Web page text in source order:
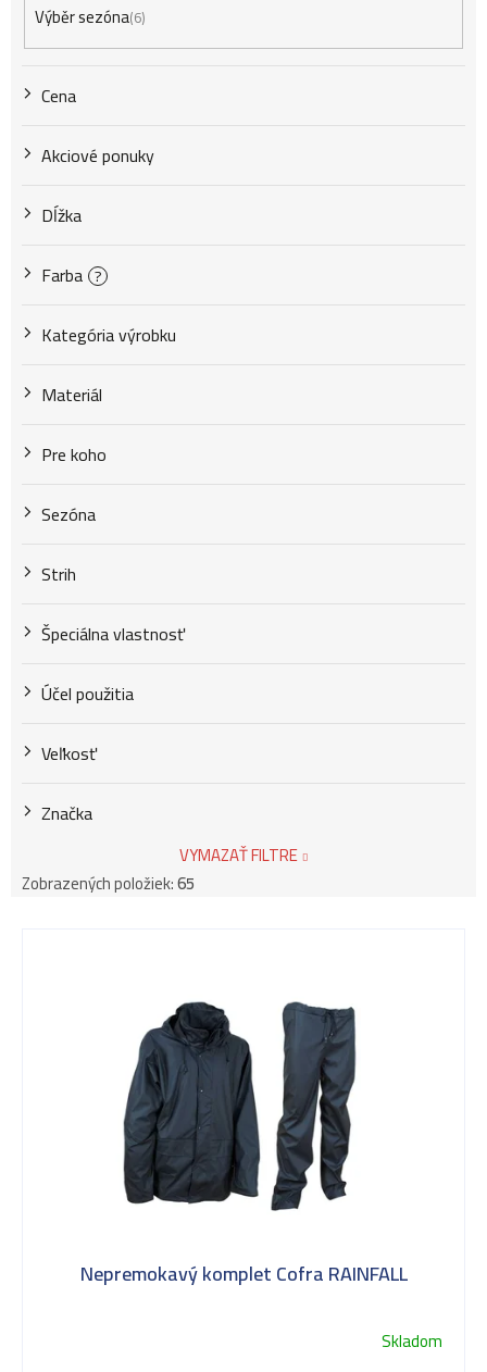
o
d
u
k
o
v
Výběr sezóna 6
Cena
Akciové ponuky
Dĺžka
Farba ?
Kategória výrobku
Materiál
Pre koho
Sezóna
Strih
Špeciálna vlastnosť
Účel použitia
Veľkosť
Značka
VYMAZAŤ FILTRE
Zobrazených položiek:65
Nepremokavý komplet Cofra RAINFALL
Skladom